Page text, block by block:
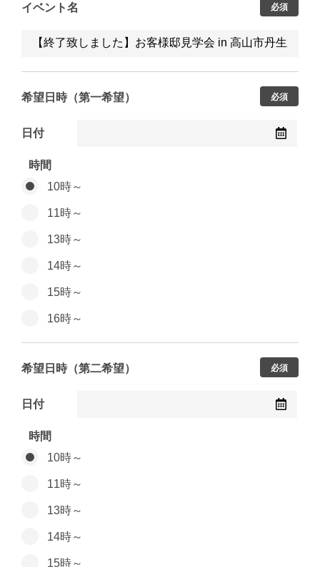
イベント名 必須
希望日時（第一希望） 必須
日付
時間
10時～
11時～
13時～
14時～
15時～
16時～
希望日時（第二希望） 必須
日付
時間
10時～
11時～
13時～
14時～
15時～